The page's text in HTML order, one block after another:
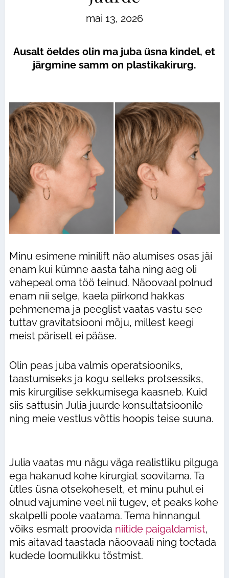
mai 13, 2026
Ausalt öeldes olin ma juba üsna kindel, et
järgmine samm on plastikakirurg.
Minu esimene minilift näo alumises osas jäi
enam kui kümne aasta taha ning aeg oli
vahepeal oma töö teinud. Näoovaal polnud
enam nii selge, kaela piirkond hakkas
pehmenema ja peeglist vaatas vastu see
tuttav gravitatsiooni mõju, millest keegi
meist päriselt ei pääse.
Olin peas juba valmis operatsiooniks,
taastumiseks ja kogu selleks protsessiks,
mis kirurgilise sekkumisega kaasneb. Kuid
siis sattusin Julia juurde konsultatsioonile
ning meie vestlus võttis hoopis teise suuna.
Julia vaatas mu nägu väga realistliku pilguga
ega hakanud kohe kirurgiat soovitama. Ta
ütles üsna otsekoheselt, et minu puhul ei
olnud vajumine veel nii tugev, et peaks kohe
skalpelli poole vaatama. Tema hinnangul
võiks esmalt proovida niitide paigaldamist,
mis aitavad taastada näoovaali ning toetada
kudede loomulikku tõstmist.